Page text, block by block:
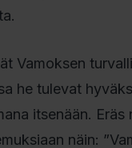
Vamoksen
he tulevat
itsenään. Eräs
näin: